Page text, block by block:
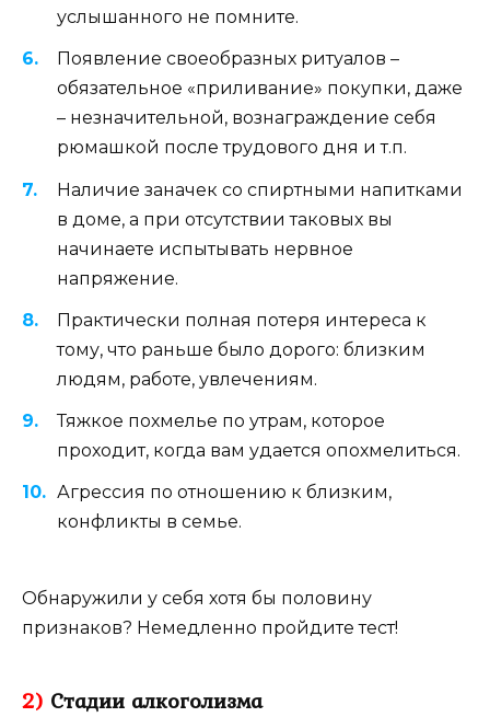
услышанного не помните.
Появление своеобразных ритуалов –
обязательное «приливание» покупки, даже
– незначительной, вознаграждение себя
рюмашкой после трудового дня и т.п.
Наличие заначек со спиртными напитками
в доме, а при отсутствии таковых вы
начинаете испытывать нервное
напряжение.
Практически полная потеря интереса к
тому, что раньше было дорого: близким
людям, работе, увлечениям.
Тяжкое похмелье по утрам, которое
проходит, когда вам удается опохмелиться.
Агрессия по отношению к близким,
конфликты в семье.
Обнаружили у себя хотя бы половину
признаков? Немедленно пройдите тест!
2) Стадии алкоголизма